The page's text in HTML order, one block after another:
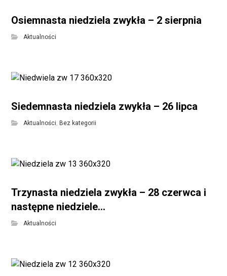
Osiemnasta niedziela zwykła – 2 sierpnia
Aktualności
Siedemnasta niedziela zwykła – 26 lipca
Aktualności, Bez kategorii
Trzynasta niedziela zwykła – 28 czerwca i
następne niedziele…
Aktualności